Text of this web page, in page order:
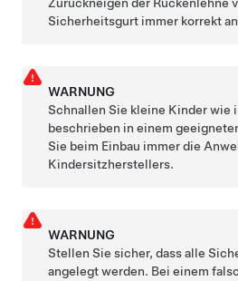
Sicherheitsgurt immer korrekt
WARNUNG
Schnallen Sie kleine Kinder wie
beschrieben in einem
Sie beim Einbau immer die
Kindersitzherstellers.
WARNUNG
Stellen Sie sicher, dass alle
angelegt werden. Bei einem